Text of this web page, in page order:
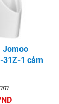
Jomoo
31Z-1 cảm